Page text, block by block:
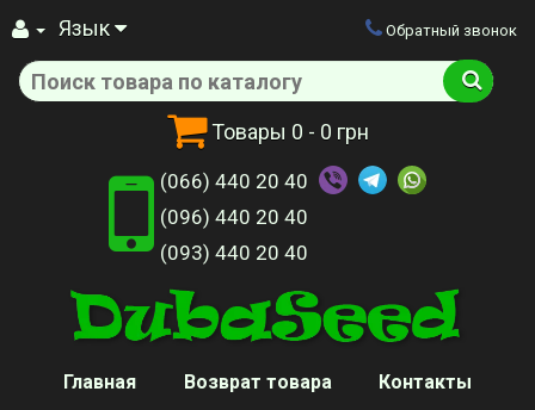
Язык
Товары 0 - 0 грн
Обратный звонок
(066) 440 20 40
(096) 440 20 40
(093) 440 20 40
Главная Возврат товара Контакты